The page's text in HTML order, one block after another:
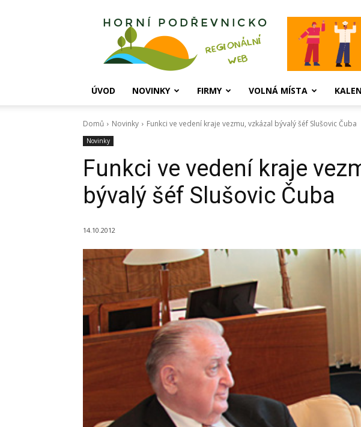
Horní
ÚVOD NOVINKY FIRMY VOLNÁ MÍSTA
Domů Novinky Funkci ve vedení kraje vezmu, vzkázal bývalý šéf Slušovic Čuba
Novinky
Funkci ve vedení kraje
bývalý šéf Slušovic Čuba
14.10.2012